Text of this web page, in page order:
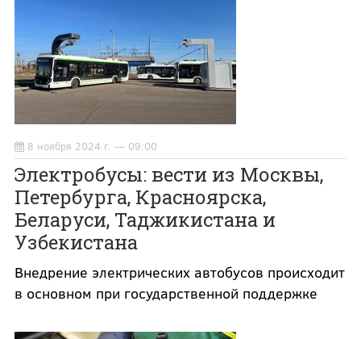
8 ноября 2024 г. — 09:00
Электробусы: вести из Москвы,
Петербурга, Красноярска,
Беларуси, Таджикистана и
Узбекистана
Внедрение электрических автобусов происходит
в основном при государственной поддержке